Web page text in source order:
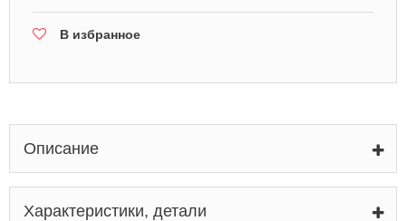
В избранное
Описание
Характеристики, детали